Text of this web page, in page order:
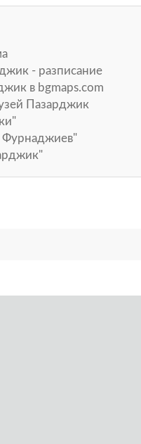
- разписание
в bgmaps.com
Пазарджик
Фурнаджиев"